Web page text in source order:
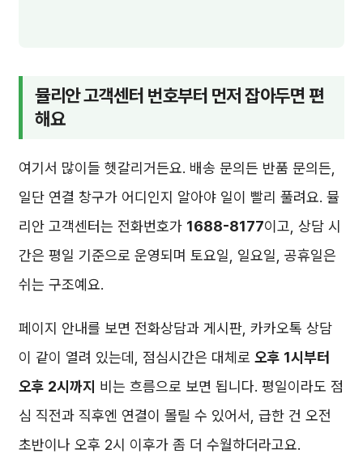
뮬리안 고객센터 번호부터 먼저 잡아두면 편
해요
여기서 많이들 헷갈리거든요. 배송 문의든 반품 문의든,
일단 연결 창구가 어디인지 알아야 일이 빨리 풀려요. 뮬
리안 고객센터는 전화번호가 1688-8177이고, 상담 시
간은 평일 기준으로 운영되며 토요일, 일요일, 공휴일은
쉬는 구조예요.
페이지 안내를 보면 전화상담과 게시판, 카카오톡 상담
이 같이 열려 있는데, 점심시간은 대체로 오후 1시부터
오후 2시까지 비는 흐름으로 보면 됩니다. 평일이라도 점
심 직전과 직후엔 연결이 몰릴 수 있어서, 급한 건 오전
초반이나 오후 2시 이후가 좀 더 수월하더라고요.